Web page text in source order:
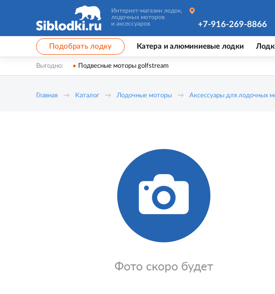
Интернет-магазин лодок,
лодочных моторов
и аксессуаров
+7-916-269-8866
Подобрать лодку Катера и алюминиевые лодки
Выгодно: Подвесные моторы golfstream
Главная Каталог Лодочные моторы Аксессуары для лодочных